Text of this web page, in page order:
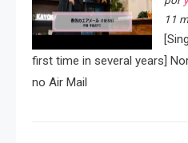
11
first time in several years]
no Air Mail